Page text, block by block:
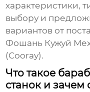
характеристики,
выбору и
вариантов от
Фошань Кужуй
(Cooray).
Что такое
станок и зачем